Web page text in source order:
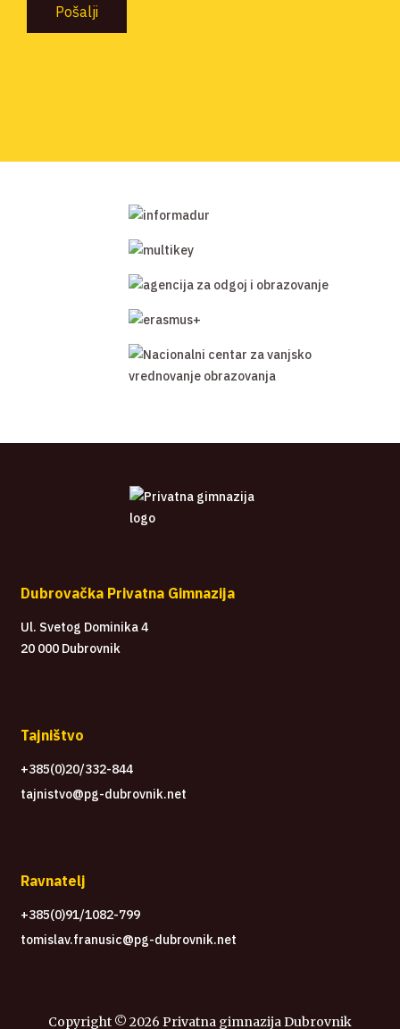
Pošalji
Dubrovačka Privatna Gimnazija
Ul. Svetog Dominika 4
20 000 Dubrovnik
Tajništvo
+385(0)20/332-844
tajnistvo@pg-dubrovnik.net
Ravnatelj
+385(0)91/1082-799
tomislav.franusic@pg-dubrovnik.net
Copyright © 2026 Privatna gimnazija Dubrovnik